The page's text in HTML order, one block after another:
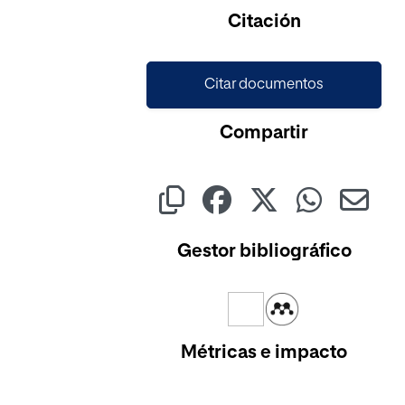
Citación
Citar documentos
Compartir
Gestor bibliográfico
Métricas e impacto